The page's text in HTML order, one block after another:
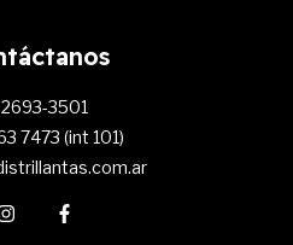
2693-3501
7473 (int 101)